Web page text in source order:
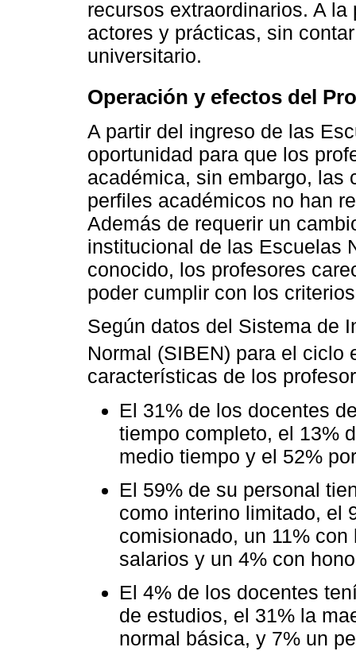
recursos extraordinarios. A
actores y prácticas, sin
universitario.
Operación y efectos del
A partir del ingreso de las
oportunidad para que los
académica, sin embargo, las
perfiles académicos no han
Además de requerir un
institucional de las Escuelas
conocido, los profesores
poder cumplir con los
Según datos del Sistema de
Normal (SIBEN) para el ciclo
características de los
El 31% de los docentes
tiempo completo, el 13%
medio tiempo y el 52%
El 59% de su personal
como interino limitado, el
comisionado, un 11%
salarios y un 4% con
El 4% de los docentes
de estudios, el 31% la
normal básica, y 7% un